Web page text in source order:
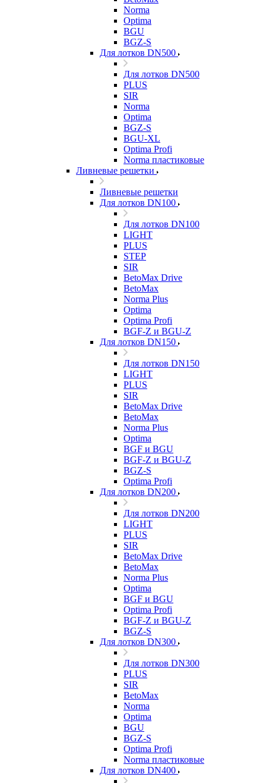
Norma
Optima
BGU
BGZ-S
Для лотков DN500
Для лотков DN500
PLUS
SIR
Norma
Optima
BGZ-S
BGU-XL
Optima Profi
Norma пластиковые
Ливневые решетки
Ливневые решетки
Для лотков DN100
Для лотков DN100
LIGHT
PLUS
STEP
SIR
BetoMax Drive
BetoMax
Norma Plus
Optima
Optima Profi
BGF-Z и BGU-Z
Для лотков DN150
Для лотков DN150
LIGHT
PLUS
SIR
BetoMax Drive
BetoMax
Norma Plus
Optima
BGF и BGU
BGF-Z и BGU-Z
BGZ-S
Optima Profi
Для лотков DN200
Для лотков DN200
LIGHT
PLUS
SIR
BetoMax Drive
BetoMax
Norma Plus
Optima
BGF и BGU
Optima Profi
BGF-Z и BGU-Z
BGZ-S
Для лотков DN300
Для лотков DN300
PLUS
SIR
BetoMax
Norma
Optima
BGU
BGZ-S
Optima Profi
Norma пластиковые
Для лотков DN400